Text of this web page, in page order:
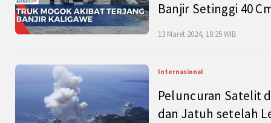
Banjir Setinggi 40
13 Maret 2024, 18:25 WIB
Internasional
Peluncuran Satelit
dan Jatuh setelah